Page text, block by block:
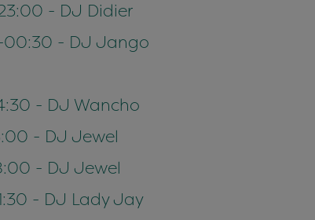
- DJ Didier
00:30 - DJ Jango
- DJ Wancho
- DJ Jewel
- DJ Jewel
- DJ Lady Jay